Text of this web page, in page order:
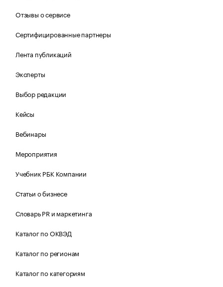
Отзывы о сервисе
Сертифицированные партнеры
Лента публикаций
Эксперты
Выбор редакции
Кейсы
Вебинары
Мероприятия
Учебник РБК Компании
Статьи о бизнесе
Словарь PR и маркетинга
Каталог по ОКВЭД
Каталог по регионам
Каталог по категориям